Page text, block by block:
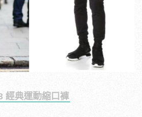
經典運動縮口褲